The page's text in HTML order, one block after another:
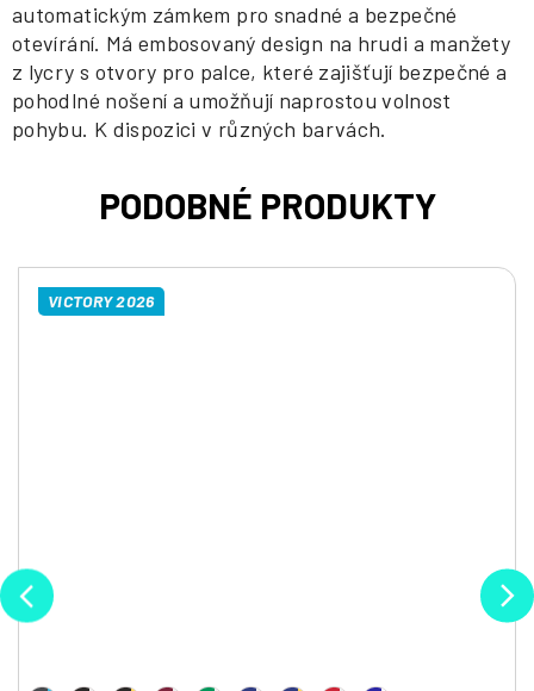
automatickým zámkem pro snadné a bezpečné
otevírání. Má embosovaný design na hrudi a manžety
z lycry s otvory pro palce, které zajišťují bezpečné a
pohodlné nošení a umožňují naprostou volnost
pohybu. K dispozici v různých barvách.
VICTORY 2026